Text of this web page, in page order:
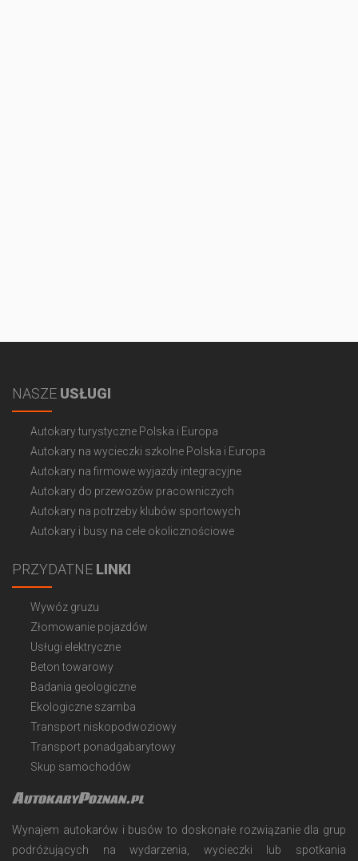
NASZE USŁUGI
Autokary turystyczne Polska i Europa
Autokary na wycieczki szkolne Polska i Europa
Autokary na firmowe wyjazdy integracyjne
Autokary do przewozów pracowniczych
Autokary na potrzeby klubów sportowych
Autokary i busy na cele okolicznościowe
PRZYDATNE LINKI
Wywóz gruzu
Złomowanie pojazdów
Usługi elektryczne
Beton towarowy
Badania geologiczne
Ekologiczne szamba
Transport niskopodwoziowy
Transport ponadgabarytowy
Skup samochodów
AutokaryPoznan.pl
Wynajem autokarów i busów to doskonałe rozwiązanie dla grup
podróżujących na wydarzenia, wycieczki lub spotkania